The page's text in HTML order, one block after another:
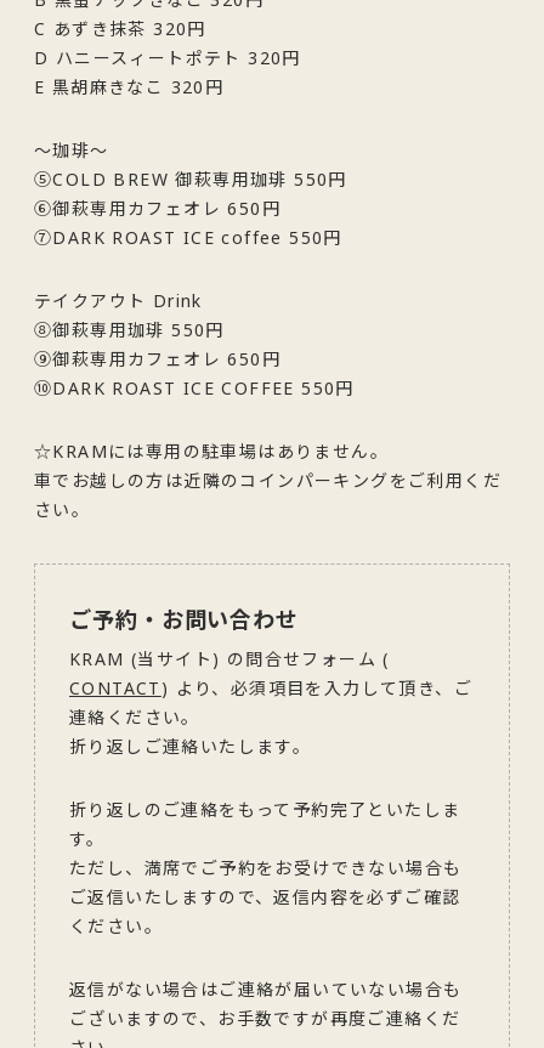
C あずき抹茶 320円
D ハニースィートポテト 320円
E 黒胡麻きなこ 320円
～珈琲～
⑤COLD BREW 御萩専用珈琲 550円
⑥御萩専用カフェオレ 650円
⑦DARK ROAST ICE coffee 550円
テイクアウト Drink
⑧御萩専用珈琲 550円
⑨御萩専用カフェオレ 650円
⑩DARK ROAST ICE COFFEE 550円
☆KRAMには専用の駐車場はありません。
車でお越しの方は近隣のコインパーキングをご利用くだ
さい。
ご予約・お問い合わせ
KRAM (当サイト) の問合せフォーム (
CONTACT ) より、必須項目を入力して頂き、ご
連絡ください。
折り返しご連絡いたします。
折り返しのご連絡をもって予約完了といたしま
す。
ただし、満席でご予約をお受けできない場合も
ご返信いたしますので、返信内容を必ずご確認
ください。
返信がない場合はご連絡が届いていない場合も
ございますので、お手数ですが再度ご連絡くだ